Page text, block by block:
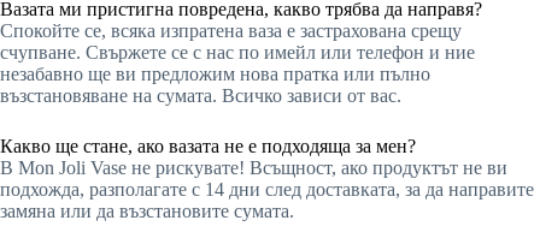
Вазата ми пристигна повредена, какво трябва да направя?
Спокойте се, всяка изпратена ваза е застрахована срещу
счупване. Свържете се с нас по имейл или телефон и ние
незабавно ще ви предложим нова пратка или пълно
възстановяване на сумата. Всичко зависи от вас.
Какво ще стане, ако вазата не е подходяща за мен?
В Mon Joli Vase не рискувате! Всъщност, ако продуктът не ви
подхожда, разполагате с 14 дни след доставката, за да направите
замяна или да възстановите сумата.